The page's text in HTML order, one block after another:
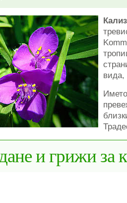
вида,
и грижи за